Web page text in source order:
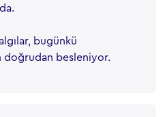
bugünkü
doğrudan besleniyor.